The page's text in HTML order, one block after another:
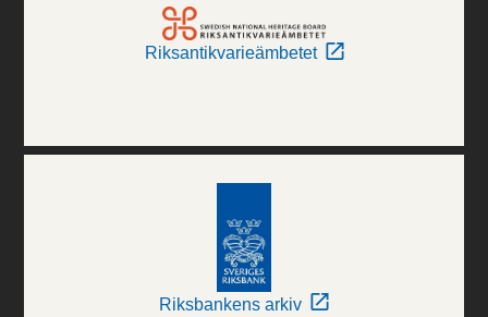
Riksantikvarieämbetet
Riksbankens arkiv